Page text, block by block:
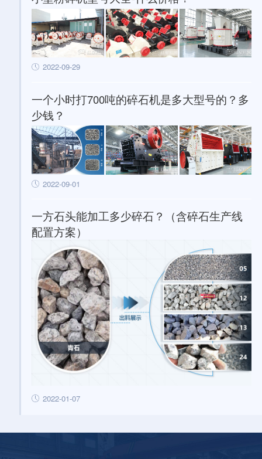
2022-09-29
一个小时打700吨的碎石机是多大型号的？多
少钱？
2022-09-01
一方石头能加工多少碎石？（含碎石生产线
配置方案）
2022-01-07